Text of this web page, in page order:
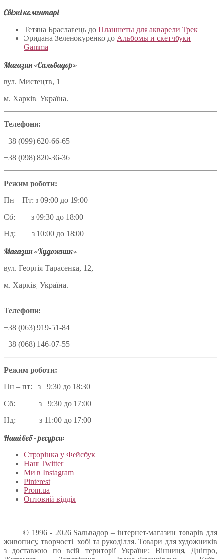
Свіжі коментарі
Тетяна Браславець до Планшеты для акварели Трек
Эридана Зеленокуренко до Альбомы и скетчбуки
Gamma
Магазин «Сальвадор»
вул. Мистецтв, 1
м. Харків, Україна.
Телефони:
+38 (099) 620-66-65
+38 (098) 820-36-36
Режим роботи:
Пн – Пт: з 09:00 до 19:00
Сб: з 09:30 до 18:00
Нд: з 10:00 до 18:00
Магазин «Художник»
вул. Георгія Тарасенка, 12,
м. Харків, Україна.
Телефони:
+38 (063) 919-51-84
+38 (068) 146-07-55
Режим роботи:
Пн – пт: з 9:30 до 18:30
Сб: з 9:30 до 17:00
Нд: з 11:00 до 17:00
Наші веб – ресурси:
Строрінка у Фейсбук
Наш Twitter
Ми в Instagram
Pinterest
Prom.ua
Оптовий відділ
© 1996 - 2026 Sальвадор – інтернет-магазин товарів для
живопису, творчості, хобі та рукоділля. Товари для художників
з доставкою по всій території України: Вінниця, Дніпро,